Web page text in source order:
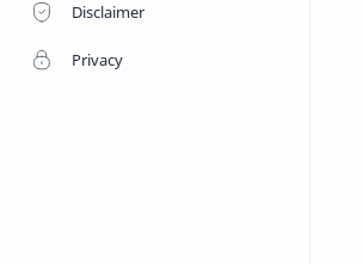
Disclaimer
Privacy